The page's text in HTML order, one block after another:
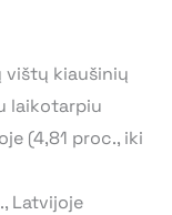
vištų kiaušinių
laikotarpiu
(4,81 proc., iki
Latvijoje